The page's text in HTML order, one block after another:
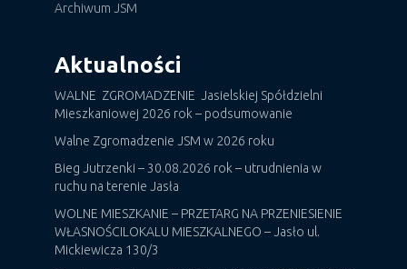
Archiwum JSM
Aktualności
WALNE ZGROMADZENIE Jasielskiej Spółdzielni
Mieszkaniowej 2026 rok – podsumowanie
Walne Zgromadzenie JSM w 2026 roku
Bieg Jutrzenki – 30.08.2026 rok – utrudnienia w
ruchu na terenie Jasła
WOLNE MIESZKANIE – PRZETARG NA PRZENIESIENIE
WŁASNOŚCILOKALU MIESZKALNEGO – Jasło ul.
Mickiewicza 130/3